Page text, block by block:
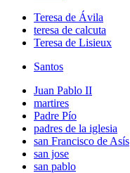
Teresa de Ávila
teresa de calcuta
Teresa de Lisieux
Santos
Juan Pablo II
martires
Padre Pío
padres de la iglesia
san Francisco de Asís
san jose
san pablo